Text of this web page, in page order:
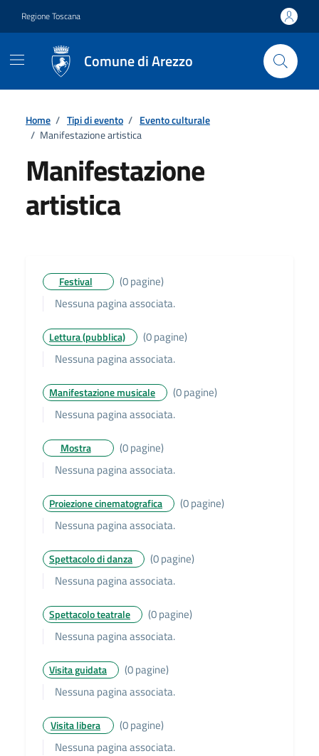
Regione Toscana
Comune di Arezzo
Home / Tipi di evento / Evento culturale
/ Manifestazione artistica
Manifestazione
artistica
Festival
(0 pagine)
Nessuna pagina associata.
Lettura (pubblica)
(0 pagine)
Nessuna pagina associata.
Manifestazione musicale
(0 pagine)
Nessuna pagina associata.
Mostra
(0 pagine)
Nessuna pagina associata.
Proiezione cinematografica
(0 pagine)
Nessuna pagina associata.
Spettacolo di danza
(0 pagine)
Nessuna pagina associata.
Spettacolo teatrale
(0 pagine)
Nessuna pagina associata.
Visita guidata
(0 pagine)
Nessuna pagina associata.
Visita libera
(0 pagine)
Nessuna pagina associata.